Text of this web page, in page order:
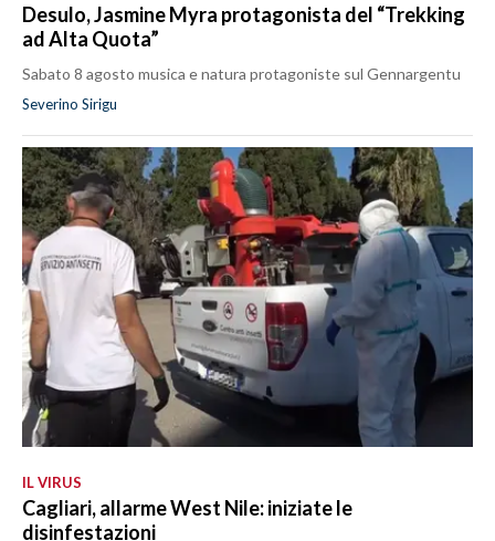
Desulo, Jasmine Myra protagonista del “Trekking
ad Alta Quota”
Sabato 8 agosto musica e natura protagoniste sul Gennargentu
Severino Sirigu
IL VIRUS
Cagliari, allarme West Nile: iniziate le
disinfestazioni